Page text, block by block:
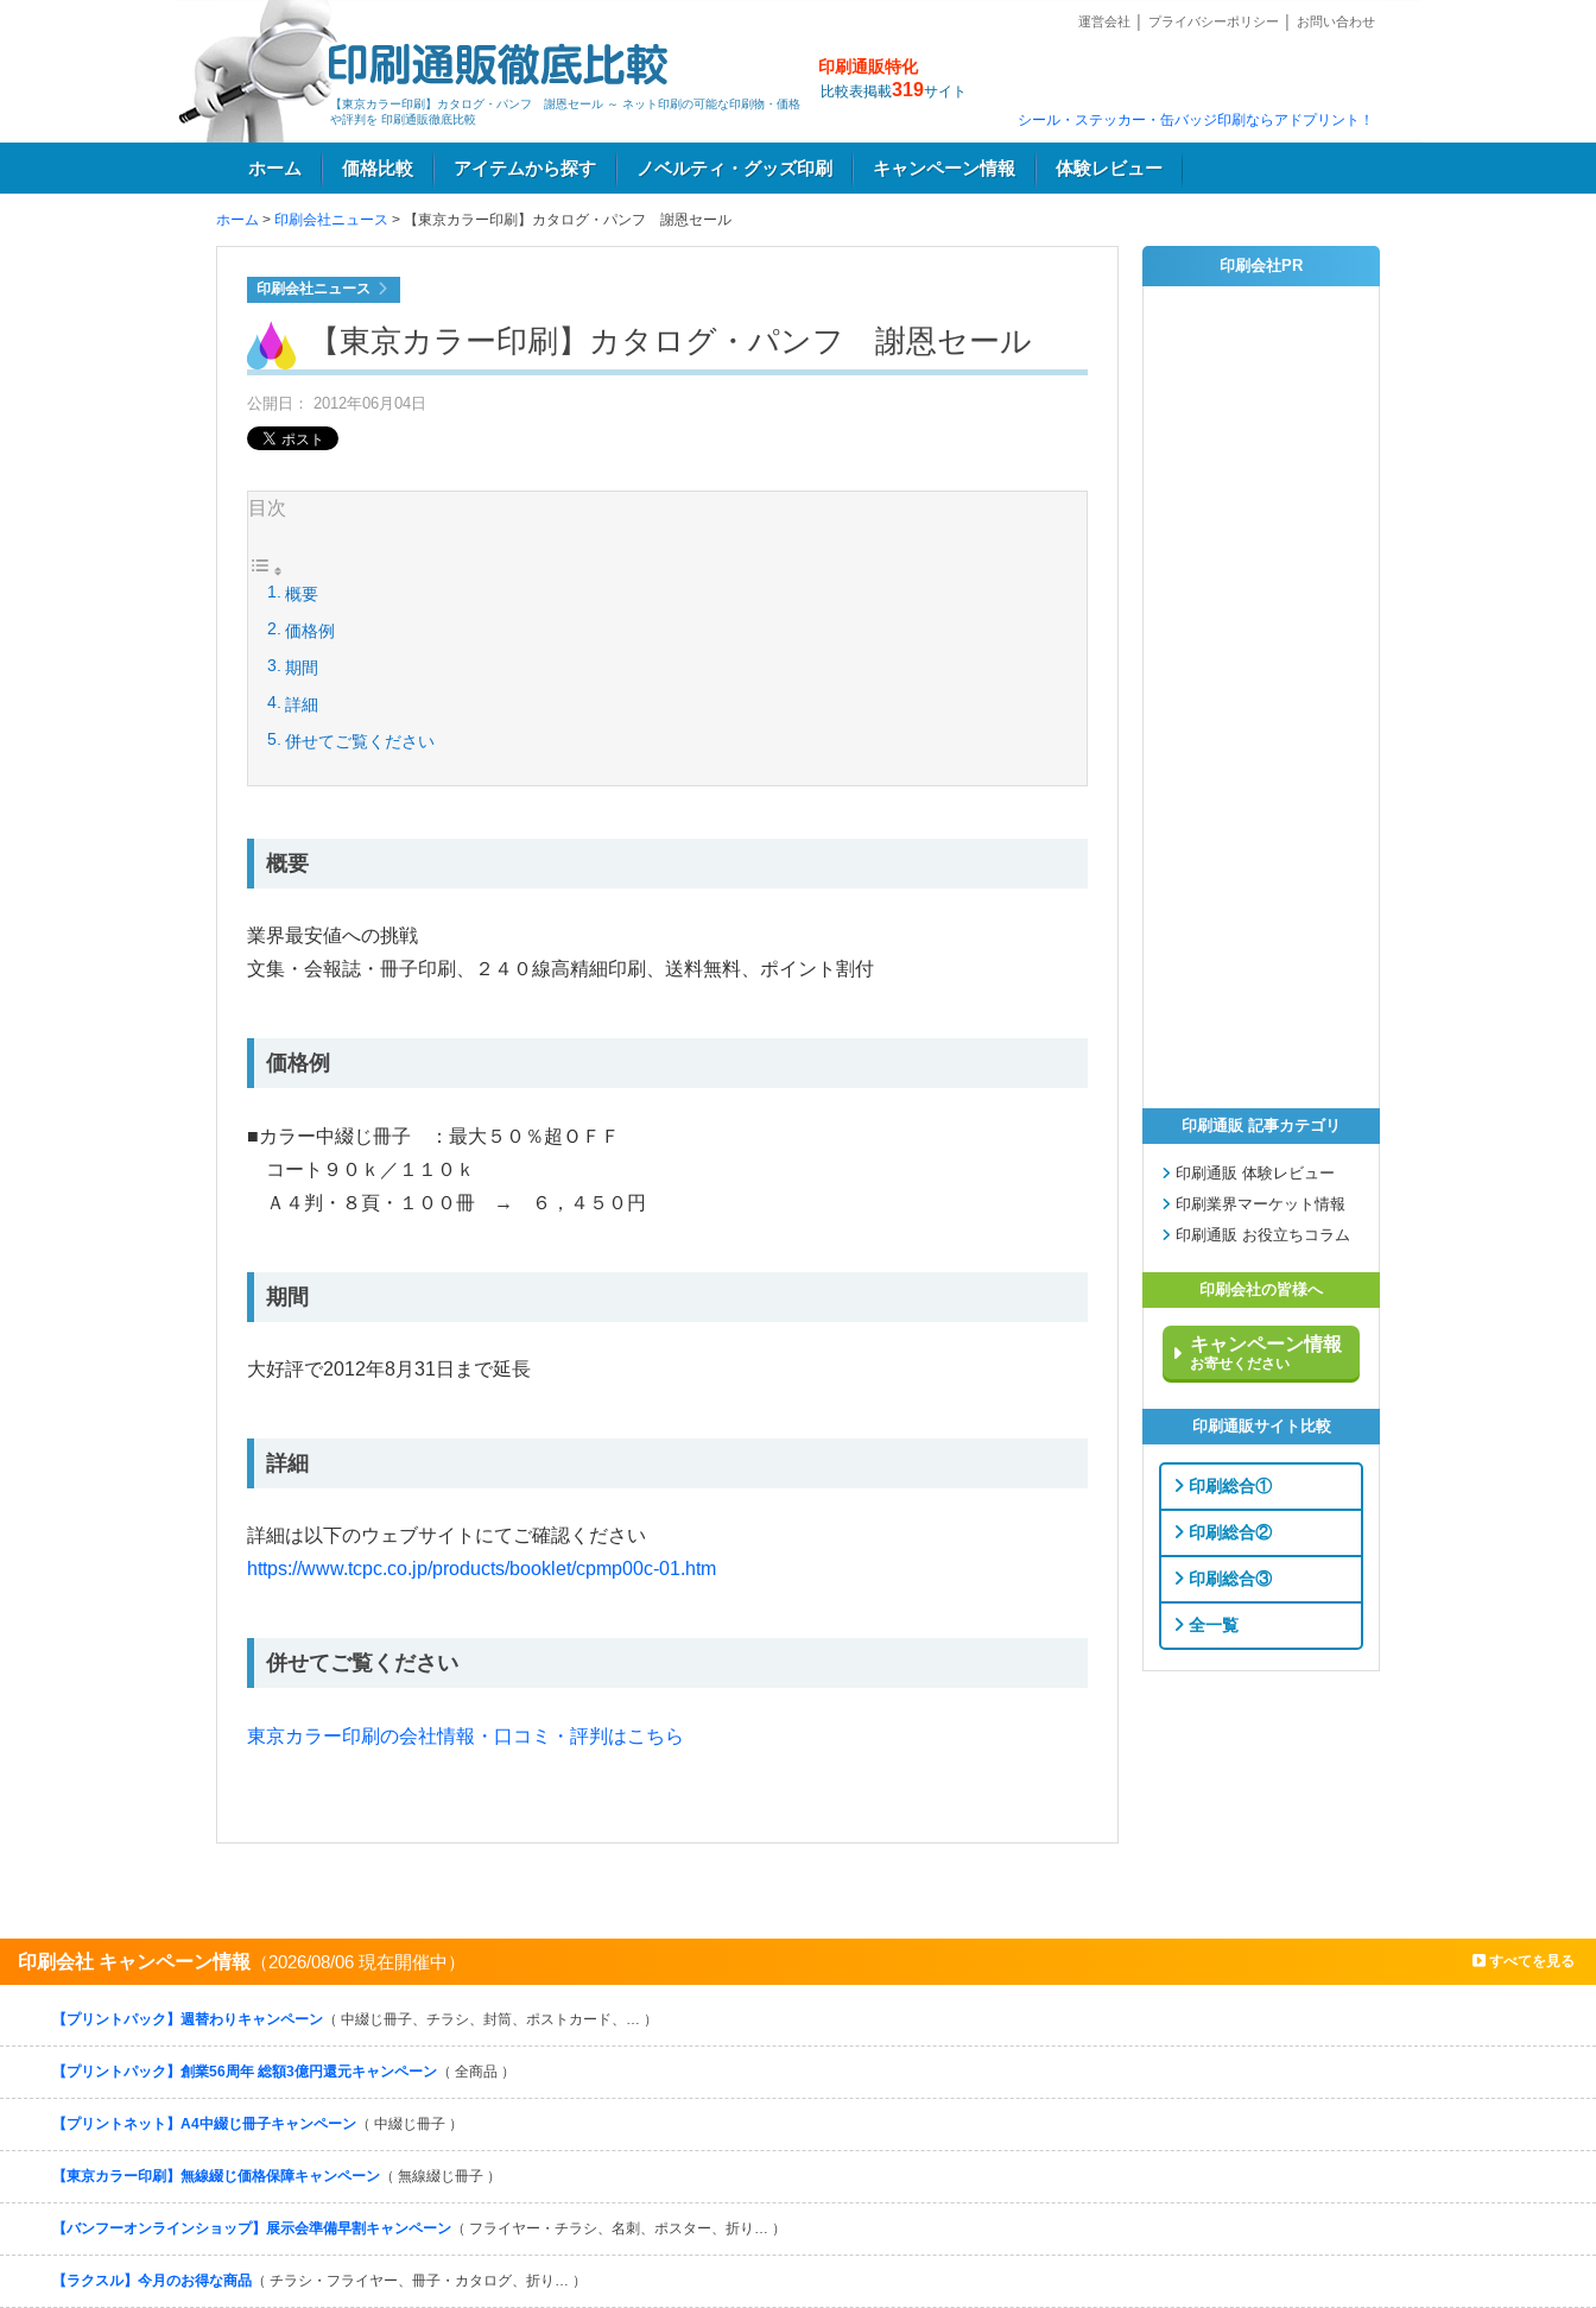
【東京カラー印刷】カタログ・パンフ 謝恩セール ～ ネット印刷の可能な印刷物・価格
や評判を 印刷通販徹底比較
印刷通販特化
比較表掲載319サイト
運営会社 プライバシーポリシー お問い合わせ
シール・ステッカー・缶バッジ印刷ならアドプリント！
ホーム 価格比較 アイテムから探す ノベルティ・グッズ印刷 キャンペーン情報 体験レビュー
ホーム > 印刷会社ニュース > 【東京カラー印刷】カタログ・パンフ 謝恩セール
印刷会社ニュース
【東京カラー印刷】カタログ・パンフ 謝恩セール
公開日： 2012年06月04日
目次
概要
価格例
期間
詳細
併せてご覧ください
概要
業界最安値への挑戦
文集・会報誌・冊子印刷、２４０線高精細印刷、送料無料、ポイント割付
価格例
■カラー中綴じ冊子 ：最大５０％超ＯＦＦ
コート９０ｋ／１１０ｋ
Ａ４判・８頁・１００冊 → ６，４５０円
期間
大好評で2012年8月31日まで延長
詳細
詳細は以下のウェブサイトにてご確認ください
https://www.tcpc.co.jp/products/booklet/cpmp00c-01.htm
併せてご覧ください
東京カラー印刷の会社情報・口コミ・評判はこちら
印刷会社PR
印刷通販 記事カテゴリ
印刷通販 体験レビュー
印刷業界マーケット情報
印刷通販 お役立ちコラム
印刷会社の皆様へ
キャンペーン情報
お寄せください
印刷通販サイト比較
印刷総合①
印刷総合②
印刷総合③
全一覧
印刷会社 キャンペーン情報 （2026/08/06 現在開催中） すべてを見る
【プリントパック】週替わりキャンペーン （ 中綴じ冊子、チラシ、封筒、ポストカード、… ）
【プリントパック】創業56周年 総額3億円還元キャンペーン （ 全商品 ）
【プリントネット】A4中綴じ冊子キャンペーン （ 中綴じ冊子 ）
【東京カラー印刷】無線綴じ価格保障キャンペーン （ 無線綴じ冊子 ）
【バンフーオンラインショップ】展示会準備早割キャンペーン （ フライヤー・チラシ、名刺、ポスター、折り… ）
【ラクスル】今月のお得な商品 （ チラシ・フライヤー、冊子・カタログ、折り… ）